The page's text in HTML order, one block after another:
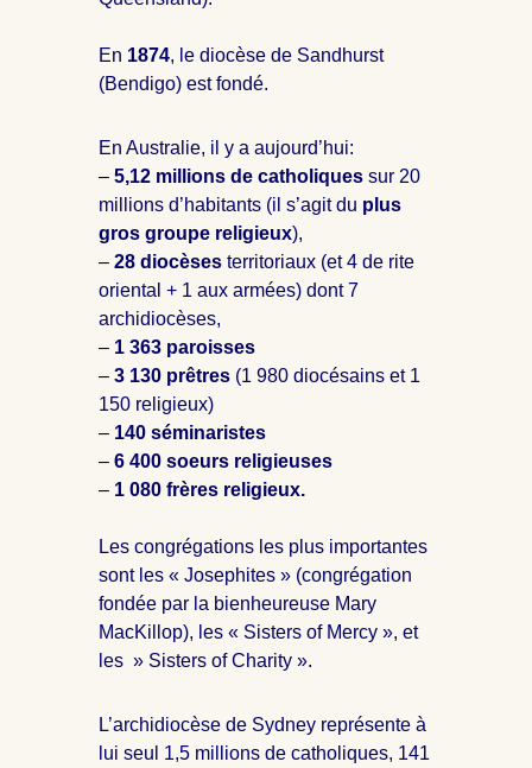
En 1874, le diocèse de Sandhurst
(Bendigo) est fondé.
En Australie, il y a aujourd’hui:
– 5,12 millions de catholiques sur 20
millions d’habitants (il s’agit du plus
gros groupe religieux),
– 28 diocèses territoriaux (et 4 de rite
oriental + 1 aux armées) dont 7
archidiocèses,
– 1 363 paroisses
– 3 130 prêtres (1 980 diocésains et 1
150 religieux)
– 140 séminaristes
– 6 400 soeurs religieuses
– 1 080 frères religieux.
Les congrégations les plus importantes
sont les « Josephites » (congrégation
fondée par la bienheureuse Mary
MacKillop), les « Sisters of Mercy », et
les » Sisters of Charity ».
L’archidiocèse de Sydney représente à
lui seul 1,5 millions de catholiques, 141